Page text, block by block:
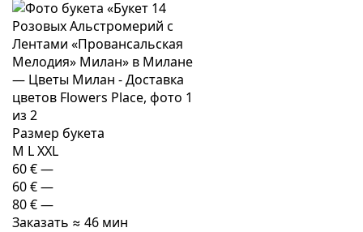
Размер букета
M LXXL
60 €—
60 €—
80 €—
Заказать ≈ 46 мин